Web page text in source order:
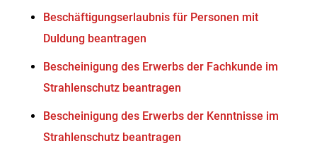
Beschäftigungserlaubnis für Personen mit
Duldung beantragen
Bescheinigung des Erwerbs der Fachkunde im
Strahlenschutz beantragen
Bescheinigung des Erwerbs der Kenntnisse im
Strahlenschutz beantragen